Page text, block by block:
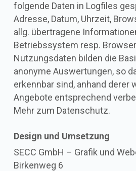
folgende Daten in Logfiles
Adresse, Datum, Uhrzeit,
allg. übertragene
Betriebssystem resp.
Nutzungsdaten bilden die
anonyme Auswertungen, so
erkennbar sind, anhand derer
Angebote entsprechend
Mehr zum Datenschutz.
Design und Umsetzung
SECC GmbH – Grafik und
Birkenweg 6